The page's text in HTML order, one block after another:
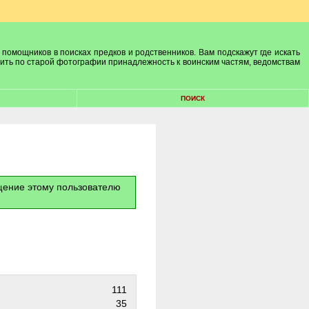
в поисках предков и родственников. Вам подскажут где искать
по старой фотографии принадлежность к воинским частям, ведомствам
ПОИСК
этому пользователю
111
35